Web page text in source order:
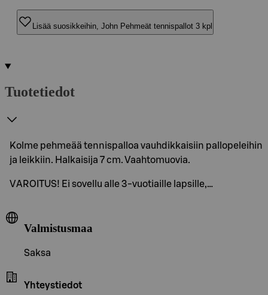
Lisää suosikkeihin, John Pehmeät tennispallot 3 kpl
Tuotetiedot
Kolme pehmeää tennispalloa vauhdikkaisiin pallopeleihin
ja leikkiin. Halkaisija 7 cm. Vaahtomuovia.
VAROITUS! Ei sovellu alle 3-vuotiaille lapsille,…
Valmistusmaa
Saksa
Yhteystiedot